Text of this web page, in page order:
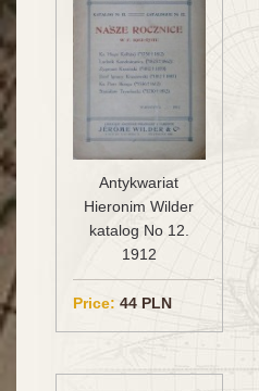
Antykwariat
Hieronim Wilder
katalog No 12.
1912
Price: 44 PLN